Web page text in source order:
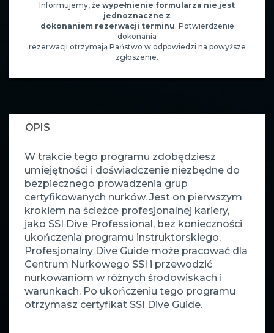
Informujemy, że wypełnienie formularza nie jest
jednoznaczne z
dokonaniem rezerwacji terminu. Potwierdzenie
dokonania
rezerwacji otrzymają Państwo w odpowiedzi na powyższe
zgłoszenie.
OPIS
W trakcie tego programu zdobędziesz
umiejętności i doświadczenie niezbędne do
bezpiecznego prowadzenia grup
certyfikowanych nurków. Jest on pierwszym
krokiem na ścieżce profesjonalnej kariery,
jako SSI Dive Professional, bez konieczności
ukończenia programu instruktorskiego.
Profesjonalny Dive Guide może pracować dla
Centrum Nurkowego SSI i przewodzić
nurkowaniom w różnych środowiskach i
warunkach. Po ukończeniu tego programu
otrzymasz certyfikat SSI Dive Guide.